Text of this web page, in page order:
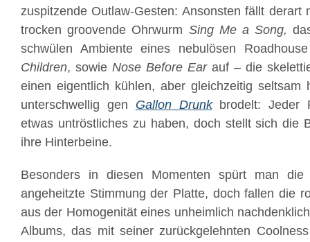
zuspitzende Outlaw-Gesten: Ansonsten fällt derart
trocken groovende Ohrwurm Sing Me a Song,
schwülen Ambiente eines nebulösen
Children, sowie Nose Before Earauf – die
einen eigentlich kühlen, aber gleichzeitig seltsam
unterschwellig gen Gallon Drunkbrodelt: Jeder
etwas untröstliches zu haben, doch stellt sich die
ihre Hinterbeine.
Besonders in diesen Momenten spürt man
angeheitzte Stimmung der Platte, doch fallen die
aus der Homogenität eines unheimlich
Albums, das mit seiner zurückgelehnten